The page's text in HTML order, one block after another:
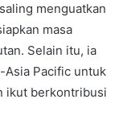
menguatkan
masa
Selain itu, ia
Asia Pacific untuk
ikut berkontribusi